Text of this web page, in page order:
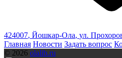
424007, Йошкар-Ола, ул.
Главная Новости Задать вопрос
© 2026 olalib.ru